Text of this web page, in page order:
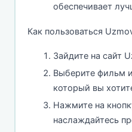
обеспечивает
Как пользоваться
Зайдите на сайт
Выберите фильм
который вы
Нажмите на
наслаждайтесь